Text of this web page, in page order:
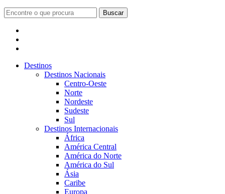
Buscar
Destinos
Destinos Nacionais
Centro-Oeste
Norte
Nordeste
Sudeste
Sul
Destinos Internacionais
África
América Central
América do Norte
América do Sul
Ásia
Caribe
Europa